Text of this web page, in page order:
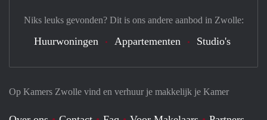
Op Kamers Zwolle vind en verhuur je makkelijk je Kamer
Niks leuks gevonden? Dit is ons andere aanbod in Zwolle:
Huurwoningen Appartementen Studio's